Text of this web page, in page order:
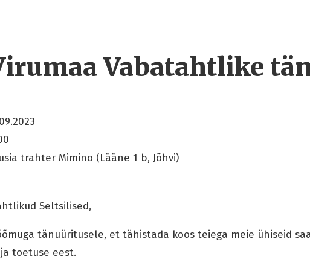
Vabatahtlike
trahter Mimino (Lääne 1 b, Jõhvi)
Seltsilised,
tänuüritusele, et tähistada koos teiega meie ühiseid
toetuse eest.